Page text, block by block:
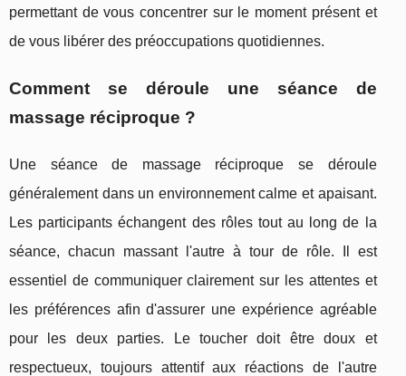
permettant de vous concentrer sur le moment présent et
de vous libérer des préoccupations quotidiennes.
Comment se déroule une séance de
massage réciproque ?
Une séance de massage réciproque se déroule
généralement dans un environnement calme et apaisant.
Les participants échangent des rôles tout au long de la
séance, chacun massant l'autre à tour de rôle. Il est
essentiel de communiquer clairement sur les attentes et
les préférences afin d'assurer une expérience agréable
pour les deux parties. Le toucher doit être doux et
respectueux, toujours attentif aux réactions de l'autre